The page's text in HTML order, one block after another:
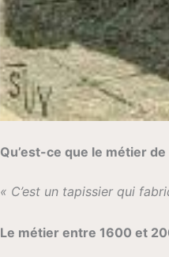
Qu’est-ce que le métier
« C’est un tapissier qui
Le métier entre 1600 et